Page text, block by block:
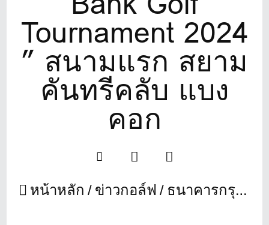
Tournament 2024
” สนามแรก สยาม
คันทรีคลับ แบง
คอก
หน้าหลัก ข่าวกอล์ฟ ธนาคารกรุงเทพ จำกัด (มหาชน) จัดแข่ง “Bangkok Bank Golf Tournament 2024 ” สนามแรก สยาม คันทรีคลับ แบงคอก